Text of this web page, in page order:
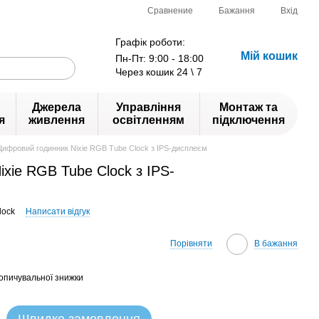
Сравнение Бажання Вхід
Графік роботи:
Пн-Пт: 9:00 - 18:00
Через кошик 24 \ 7
Мій кошик
Джерела
живлення
Управління
освітленням
Монтаж та
підключення
годинник Nixie RGB Tube Clock з IPS-дисплеєм
RGB Tube Clock з IPS-
Написати відгук
Порівняти В бажання
знижки